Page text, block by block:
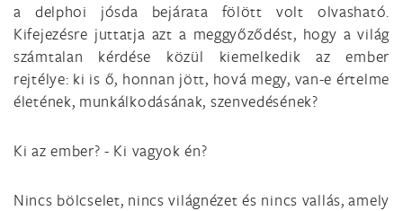
a delphoi jósda bejárata fölött volt olvasható.
Kifejezésre juttatja azt a meggyőződést, hogy a világ
számtalan kérdése közül kiemelkedik az ember
rejtélye: ki is ő, honnan jött, hová megy, van-e értelme
életének, munkálkodásának, szenvedésének?
Ki az ember? - Ki vagyok én?
Nincs bölcselet, nincs világnézet és nincs vallás, amely